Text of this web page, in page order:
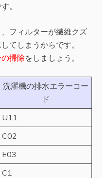
。
フィルターが繊維クズ
てしまうからです。
掃除をしましょう。
洗濯機の排水エラーコー
ド
U11
C02
E03
C1